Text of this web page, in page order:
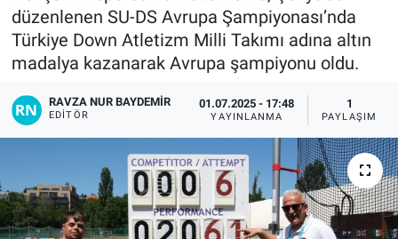
düzenlenen SU-DS Avrupa Şampiyonası’nda
Türkiye Down Atletizm Milli Takımı adına altın
madalya kazanarak Avrupa şampiyonu oldu.
RAVZA NUR BAYDEMIR
EDITÖR
01.07.2025 - 17:48
YAYINLANMA
1
PAYLAŞIM
Ekonomi
Kapadokya
Turizm
Yaşam
VEFATLAR
Tüm Manşetler
Son Dakika Haberleri
Haber Arşivi